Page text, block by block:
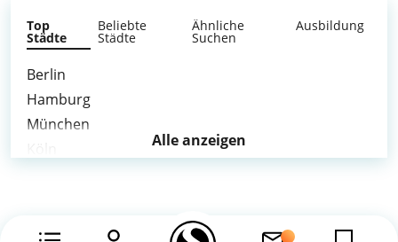
Top
Städte
Beliebte
Städte
Ähnliche
Suchen
Ausbildung
Berlin
Hamburg
München
Alle anzeigen